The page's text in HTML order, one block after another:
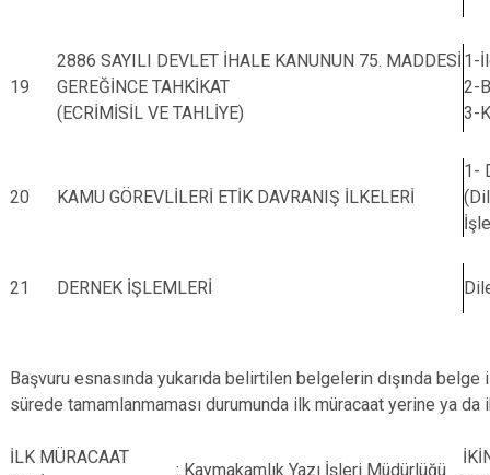
19
2886 SAYILI DEVLET İHALE KANUNUN 75. MADDESİ
GEREĞİNCE TAHKİKAT
(ECRİMİSİL VE TAHLİYE)
1-
2-
3-
20 KAMU GÖREVLİLERİ ETİK DAVRANIŞ İLKELERİ
1-
21 DERNEK İŞLEMLERİ
Başvuru esnasında yukarıda belirtilen belgelerin dışında
sürede tamamlanmaması durumunda ilk müracaat yerine ya
İLK MÜRACAAT
: Kaymakamlık Yazı İşleri Müdürlüğü